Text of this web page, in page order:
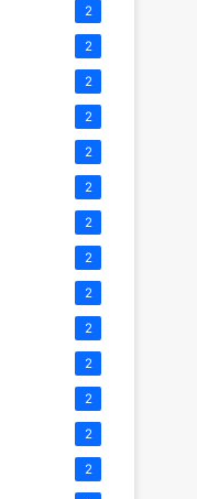
2
2
2
2
2
2
2
2
2
2
2
2
2
2